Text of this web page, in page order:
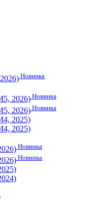
Новинка
2026)Новинка
2026)Новинка
2025)
2025)
Новинка
Новинка